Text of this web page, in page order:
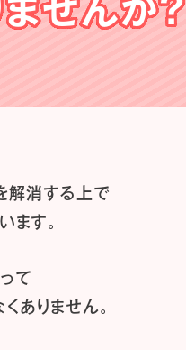
せんか？
解消する上で
ます。
て
ありません。